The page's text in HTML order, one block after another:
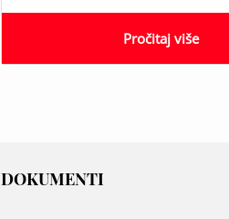
Pročitaj više
DOKUMENTI